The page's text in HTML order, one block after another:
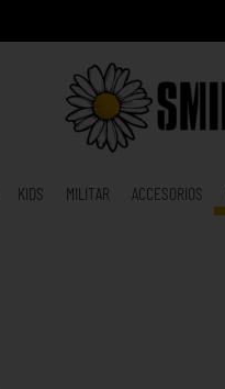
KIDS MILITAR ACCESORIOS